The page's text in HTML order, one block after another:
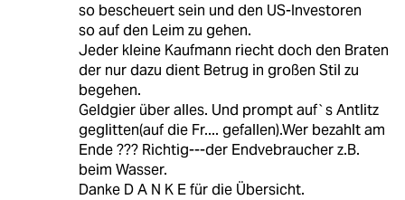
so bescheuert sein und den US-Investoren
so auf den Leim zu gehen.
Jeder kleine Kaufmann riecht doch den Braten
der nur dazu dient Betrug in großen Stil zu
begehen.
Geldgier über alles. Und prompt auf`s Antlitz
geglitten(auf die Fr.... gefallen).Wer bezahlt am
Ende ??? Richtig---der Endvebraucher z.B.
beim Wasser.
Danke D A N K E für die Übersicht.